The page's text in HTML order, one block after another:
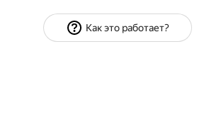
и финансы
Как это работает?